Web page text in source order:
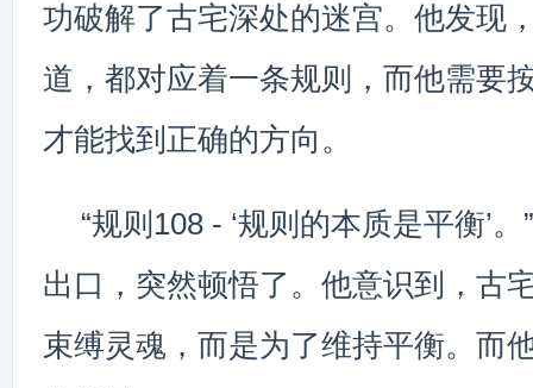
功破解了古宅深处的迷宫。他发现
道，都对应着一条规则，而他需要
才能找到正确的方向。
“规则108 - ‘规则的本质是平衡’
出口，突然顿悟了。他意识到，古
束缚灵魂，而是为了维持平衡。而